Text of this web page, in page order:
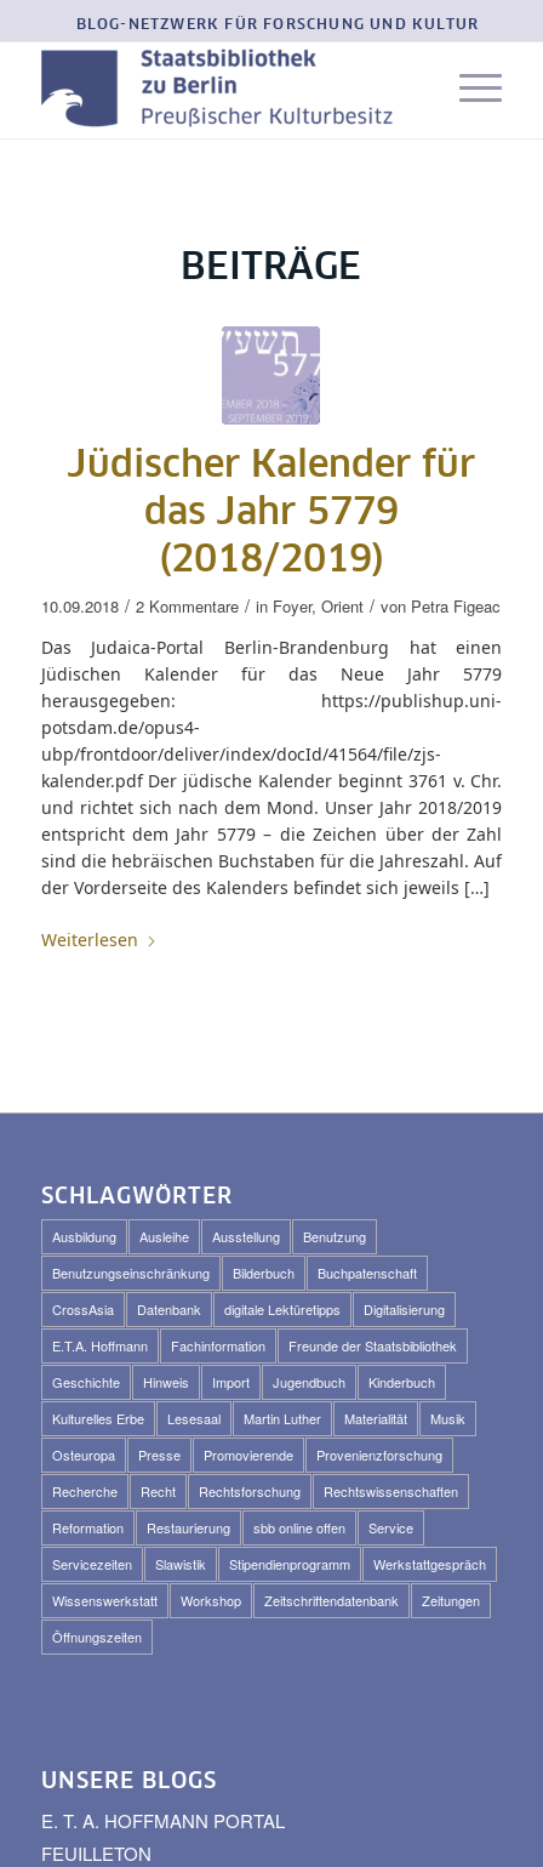
BLOG-NETZWERK FÜR FORSCHUNG UND KULTUR
BEITRÄGE
Jüdischer Kalender für
das Jahr 5779
(2018/2019)
10.09.2018 / 2 Kommentare / in Foyer,Orient / von Petra Figeac
Das Judaica-Portal Berlin-Brandenburg hat einen
Jüdischen Kalender für das Neue Jahr 5779
herausgegeben: https://publishup.uni-
potsdam.de/opus4-
ubp/frontdoor/deliver/index/docId/41564/file/zjs-
kalender.pdf Der jüdische Kalender beginnt 3761 v. Chr.
und richtet sich nach dem Mond. Unser Jahr 2018/2019
entspricht dem Jahr 5779 – die Zeichen über der Zahl
sind die hebräischen Buchstaben für die Jahreszahl. Auf
der Vorderseite des Kalenders befindet sich jeweils […]
Weiterlesen
SCHLAGWÖRTER
Ausbildung Ausleihe Ausstellung
Benutzung
Benutzungseinschränkung
Bilderbuch
Buchpatenschaft
CrossAsia
Datenbank digitale Lektüretipps
Digitalisierung
E.T.A. Hoffmann
Fachinformation
Freunde der Staatsbibliothek
Geschichte
Hinweis Import Jugendbuch
Kinderbuch
Kulturelles Erbe
Lesesaal Martin Luther Materialität
Musik
Osteuropa
Presse Promovierende
Provenienzforschung
Recherche
Recht Rechtsforschung
Rechtswissenschaften
Reformation
Restaurierung sbb online offen
Service
Servicezeiten
Slawistik Stipendienprogramm
Werkstattgespräch
Wissenswerkstatt
Workshop Zeitschriftendatenbank
Zeitungen
Öffnungszeiten
UNSERE BLOGS
E. T. A. HOFFMANN PORTAL
FEUILLETON